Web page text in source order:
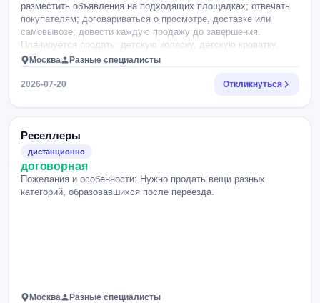
разместить объявления на подходящих площадках; отвечать
покупателям; договариваться о просмотре, доставке или
самовывозе; довести каждую продажу до завершения.
Планируется продать: детскую коляску, детскую кроватку,
оборудование для видеосъёмки, детские гаджеты, стул-седло,
беговую дорожку и, возможно, ещё несколько вещей. Оплата
— процент от фактически проданных товаров. Размер
Московская область, городской округ Щёлково, коттеджный
был ли у вас подобный опыт, с какими площадками вы
работаете и какой процент рассматриваете.
Москва Разные специалисты
2026-07-20 Откликнуться
Реселлеры
дистанционно
договорная
Пожелания и особенности: Нужно продать вещи разных
категорий, образовавшихся после переезда.
Москва Разные специалисты